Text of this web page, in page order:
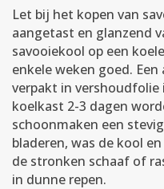
Let bij het kopen van
aangetast en glanzend
savooiekool op een
enkele weken goed.
verpakt in vershoudfolie
koelkast 2-3 dagen
schoonmaken een
bladeren, was de kool
de stronken schaaf of
in dunne repen.